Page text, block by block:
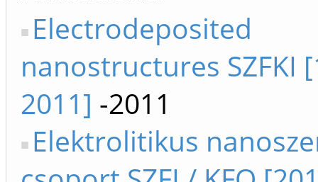
Electrodeposited
nanostructures SZFKI
2011] -2011
Elektrolitikus